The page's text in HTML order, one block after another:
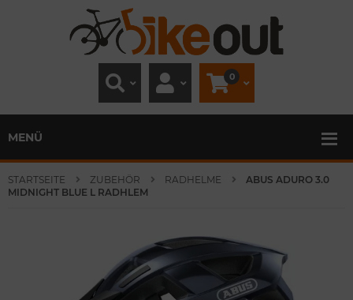
0
MENÜ
STARTSEITE ZUBEHÖR RADHELME
ABUS ADURO 3.0
MIDNIGHT BLUE L RADHLEM